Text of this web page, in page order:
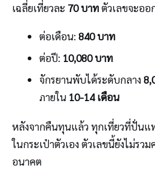
เฉลี่ยเที่ยวละ 70 บาทตัวเลขจะออ
ต่อเดือน: 840 บาท
ต่อปี: 10,080 บาท
จักรยานพับได้ระดับกลาง
ภายใน 10-14 เดือน
หลังจากคืนทุนแล้ว ทุกเที่ยวที่ปั่นแ
ในกระเป๋าตัวเอง ตัวเลขนี้ยังไม่รว
อนาคต